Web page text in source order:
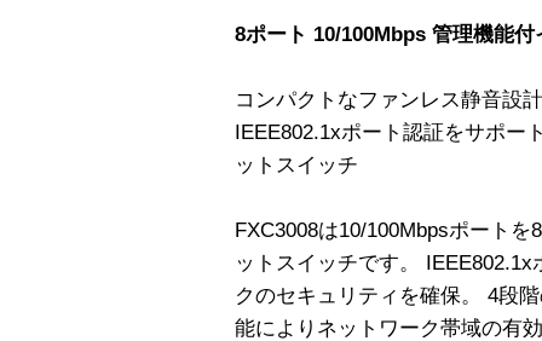
8ポート 10/100Mbps 管理機能
コンパクトなファンレス静音設
IEEE802.1xポート認証をサポー
ットスイッチ
FXC3008は10/100Mbpsポート
ットスイッチです。
クのセキュリティを確保。 4段
能によりネットワーク帯域の有